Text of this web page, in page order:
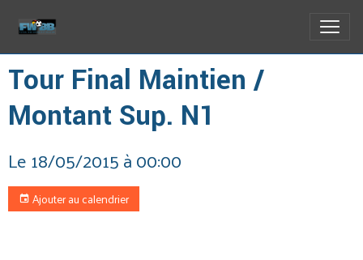
Tour Final Maintien /
Montant Sup. N1
Le 18/05/2015à 00:00
Ajouter au calendrier